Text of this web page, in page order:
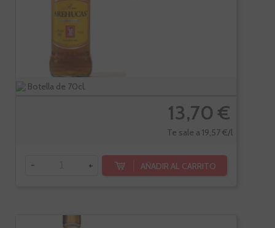
Botella de 70cl.
13,70 €
Te sale a 19,57 €/l
- + AÑADIR AL CARRITO